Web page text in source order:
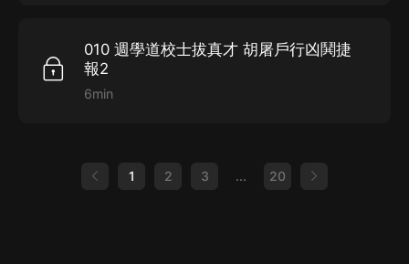
010 週學道校士拔真才 胡屠戶行凶鬨捷
報2
6min
1 2 3 ... 20